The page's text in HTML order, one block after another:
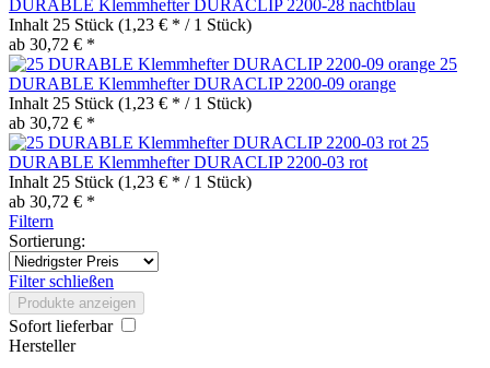
DURABLE Klemmhefter DURACLIP 2200-28 nachtblau
Inhalt 25 Stück (1,23 € * / 1 Stück)
ab 30,72 € *
25
DURABLE Klemmhefter DURACLIP 2200-09 orange
Inhalt 25 Stück (1,23 € * / 1 Stück)
ab 30,72 € *
25
DURABLE Klemmhefter DURACLIP 2200-03 rot
Inhalt 25 Stück (1,23 € * / 1 Stück)
ab 30,72 € *
Filtern
Sortierung:
Filter schließen
Produkte anzeigen
Sofort lieferbar
Hersteller